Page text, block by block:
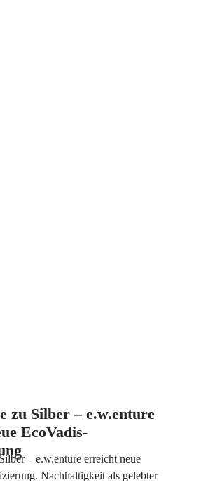
zu Silber – e.w.enture
EcoVadis-
– e.w.enture erreicht neue
Nachhaltigkeit als gelebter